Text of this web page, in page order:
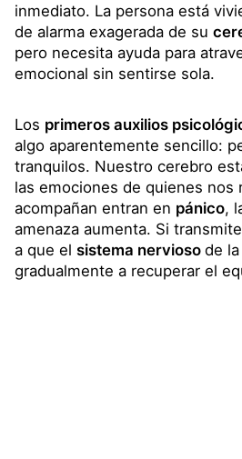
inmediato. La persona está
de alarma exagerada de su
pero necesita ayuda para
emocional sin sentirse sola.
Los primeros auxilios
algo aparentemente sencillo:
tranquilos. Nuestro cerebro
las emociones de quienes nos
acompañan entran en pánico,
amenaza aumenta. Si
a que el sistema nervioso de
gradualmente a recuperar el